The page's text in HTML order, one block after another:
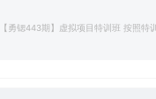
【勇锶443期】虚拟项目特训班 按照特